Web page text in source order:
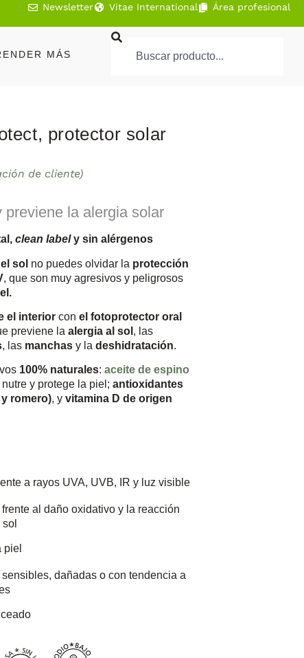
Newsletter Vitae International Área profesional
MÁS
protector solar
de cliente)
previene la alergia solar
clean labely sin alérgenos
sol no puedes olvidar la protección
, que son muy agresivos y peligrosos
el interior conel fotoprotector oral
previene laalergia al sol , las
, las manchas y ladeshidratación.
100% naturales:aceite de espino
y protege la piel; antioxidantes
romero), yvitamina D de origen
a rayos UVA, UVB, IR y luz visible
al daño oxidativo y la reacción
piel
sensibles, dañadas o con tendencia a